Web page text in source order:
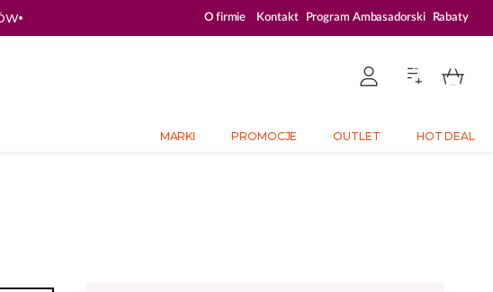
PLATFORMA DEDYKOWANA PROFESJONALISTOM
O firmie Kontakt Program Ambasadorski Rabaty
MARKI PROMOCJE OUTLET HOT DEAL